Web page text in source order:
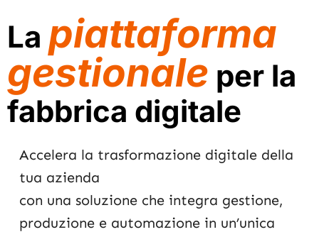
La piattaforma
gestionale per la
fabbrica digitale
Accelera la trasformazione digitale della
tua azienda
con una soluzione che integra gestione,
produzione e automazione in un’unica